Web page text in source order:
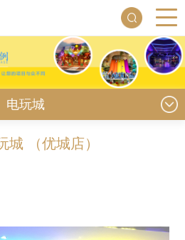
电玩城
城 （优城店）